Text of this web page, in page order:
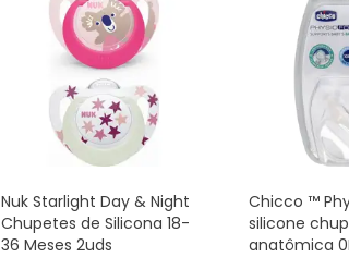
Nuk Starlight Day & Night
Chupetes de Silicona 18-
36 Meses 2uds
Chicco ™
silicone
anatômica